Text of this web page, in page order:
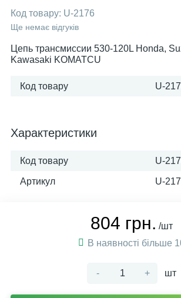
Код товару: U-2176
Ще немає відгуків
Цепь трансмиссии 530-120L Honda,
Kawasaki KOMATCU
Код товару U-
Характеристики
Код товару U-
Артикул U-
804 грн. /шт
В наявності більше
- + шт